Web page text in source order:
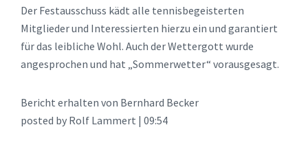
Der Festausschuss kädt alle tennisbegeisterten
Mitglieder und Interessierten hierzu ein und garantiert
für das leibliche Wohl. Auch der Wettergott wurde
angesprochen und hat „Sommerwetter“ vorausgesagt.
Bericht erhalten von Bernhard Becker
posted by Rolf Lammert | 09:54